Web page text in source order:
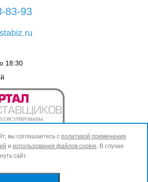
83-93
18:30
вы соглашаетесь с политикой применения
и использования файлов cookie. В случае
сайт.